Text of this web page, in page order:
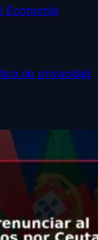
Economía
de privacidad